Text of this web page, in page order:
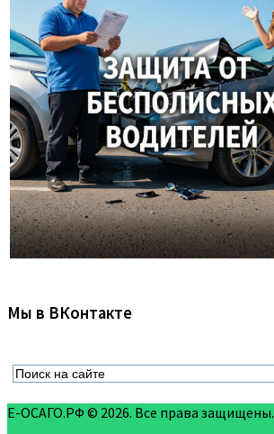
Мы в ВКонтакте
Е-ОСАГО.РФ © 2026. Все права защищены.